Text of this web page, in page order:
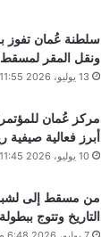
سلطنة عُمان تفوز
ونقل المقر لمسقط
13 يوليو، 2026 11:55 ص
مركز عُمان
أبرز فعالية صيفية
10 يوليو، 2026 11:45 ص
من مسقط إلى
التاريخ وتتوج ببطولة